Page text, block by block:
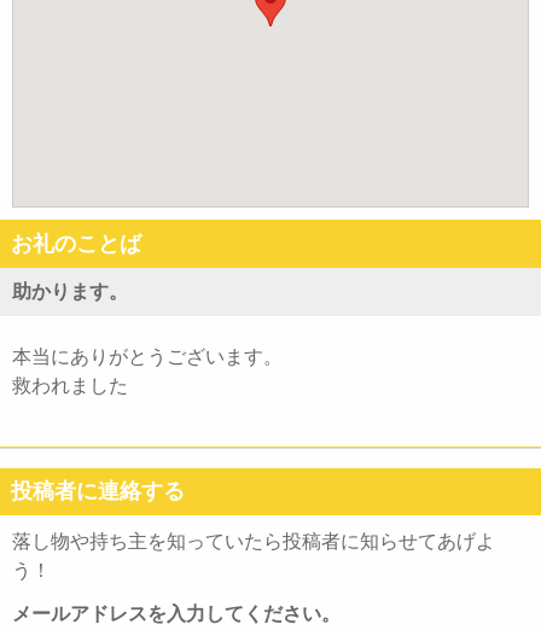
お礼のことば
助かります。
本当にありがとうございます。
救われました
投稿者に連絡する
落し物や持ち主を知っていたら投稿者に知らせてあげよ
う！
メールアドレスを入力してください。